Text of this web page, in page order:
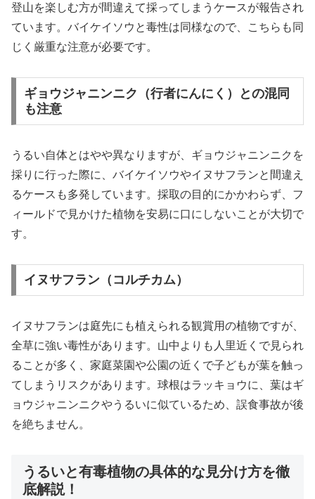
登山を楽しむ方が間違えて採ってしまうケースが報告され
ています。バイケイソウと毒性は同様なので、こちらも同
じく厳重な注意が必要です。
ギョウジャニンニク（行者にんにく）との混同
も注意
うるい自体とはやや異なりますが、ギョウジャニンニクを
採りに行った際に、バイケイソウやイヌサフランと間違え
るケースも多発しています。採取の目的にかかわらず、フ
ィールドで見かけた植物を安易に口にしないことが大切で
す。
イヌサフラン（コルチカム）
イヌサフランは庭先にも植えられる観賞用の植物ですが、
全草に強い毒性があります。山中よりも人里近くで見られ
ることが多く、家庭菜園や公園の近くで子どもが葉を触っ
てしまうリスクがあります。球根はラッキョウに、葉はギ
ョウジャニンニクやうるいに似ているため、誤食事故が後
を絶ちません。
うるいと有毒植物の具体的な見分け方を徹
底解説！